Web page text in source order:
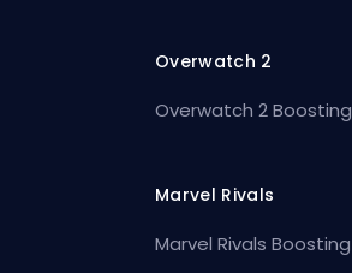
Overwatch 2
Overwatch 2 Boosting
Marvel Rivals
Marvel Rivals Boosting